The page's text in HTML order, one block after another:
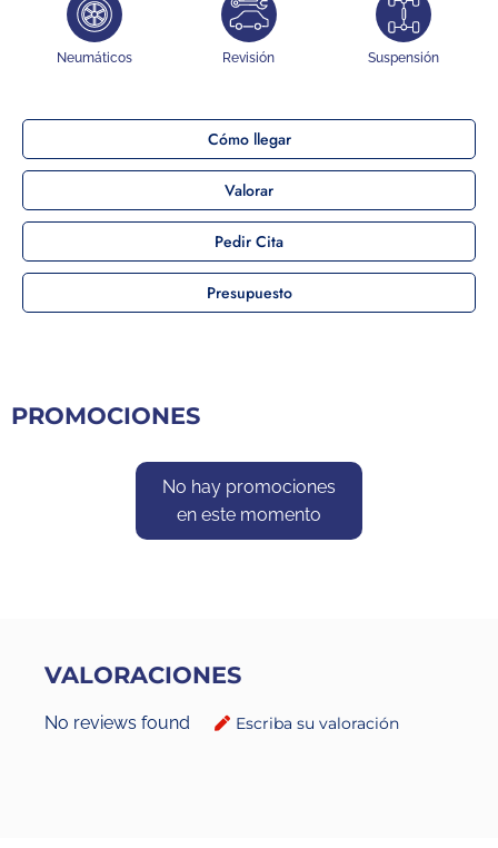
Neumáticos Revisión Suspensión
Cómo llegar
Valorar
Pedir Cita
Presupuesto
PROMOCIONES
No hay promociones
en este momento
VALORACIONES
No reviews found Escriba su valoración